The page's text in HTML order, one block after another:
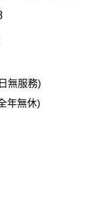
無服務)
年無休)